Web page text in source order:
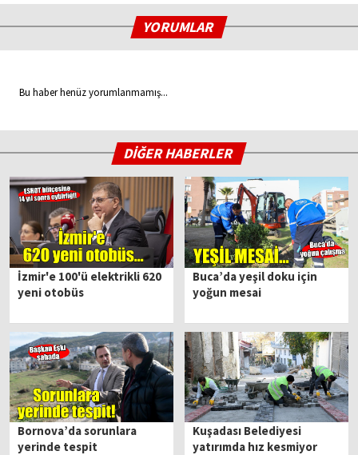
YORUMLAR
Bu haber henüz yorumlanmamış...
DİĞER HABERLER
İzmir'e 100'ü elektrikli 620
yeni otobüs
Buca’da yeşil doku için
yoğun mesai
Bornova’da sorunlara
yerinde tespit
Kuşadası Belediyesi
yatırımda hız kesmiyor